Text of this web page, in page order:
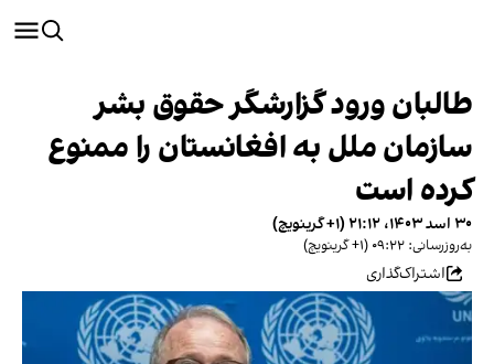
طالبان ورود گزارشگر حقوق بشر
سازمان ملل به افغانستان را ممنوع
کرده است
۳۰ اسد ۱۴۰۳، ۲۱:۱۲ (‎+۱ گرینویچ)
به‌روزرسانی: ۰۹:۲۲ (‎+۱ گرینویچ)
اشتراک‌گذاری